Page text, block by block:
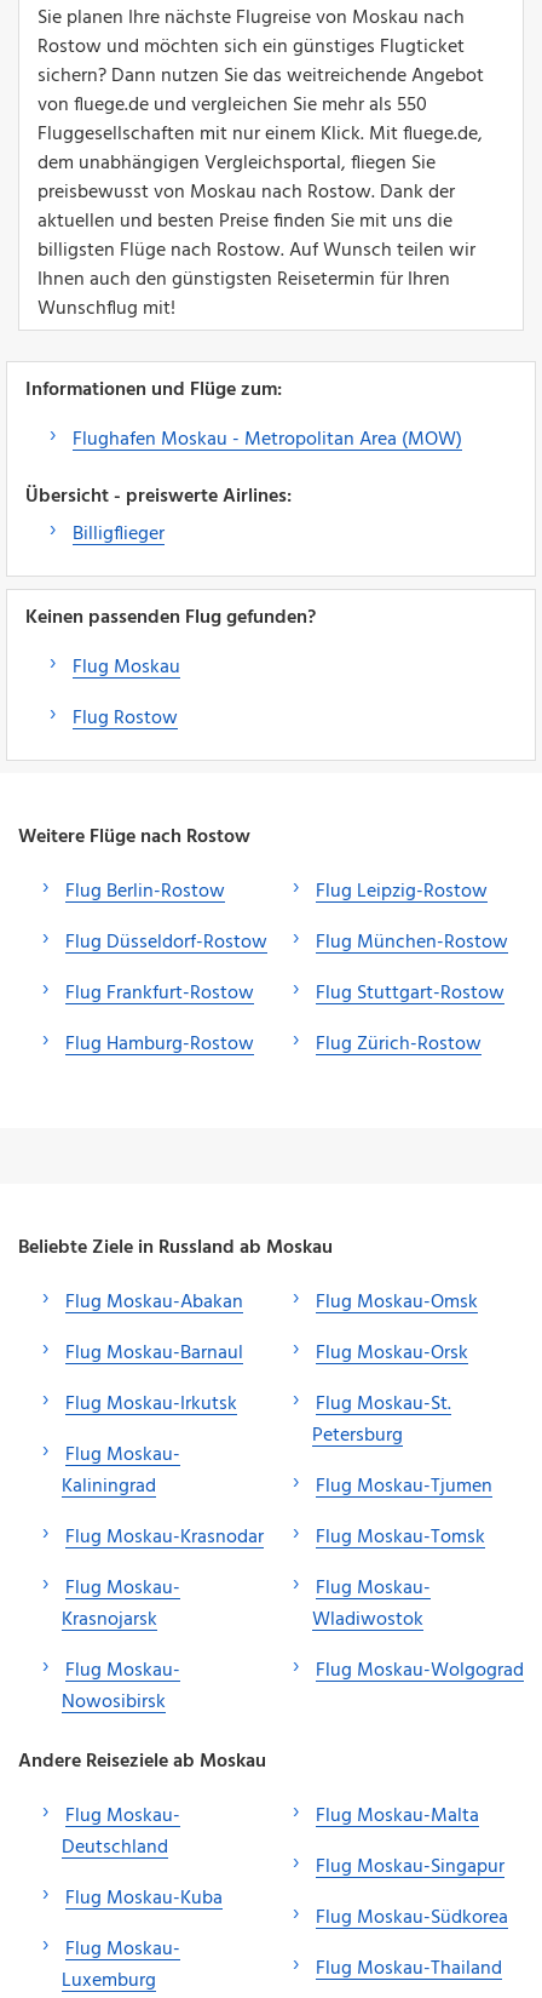
Sie planen Ihre nächste Flugreise von Moskau nach
Rostow und möchten sich ein günstiges Flugticket
sichern? Dann nutzen Sie das weitreichende Angebot
von fluege.de und vergleichen Sie mehr als 550
Fluggesellschaften mit nur einem Klick. Mit fluege.de,
dem unabhängigen Vergleichsportal, fliegen Sie
preisbewusst von Moskau nach Rostow. Dank der
aktuellen und besten Preise finden Sie mit uns die
billigsten Flüge nach Rostow. Auf Wunsch teilen wir
Ihnen auch den günstigsten Reisetermin für Ihren
Wunschflug mit!
Informationen und Flüge zum:
Flughafen Moskau - Metropolitan Area (MOW)
Übersicht - preiswerte Airlines:
Billigflieger
Keinen passenden Flug gefunden?
Flug Moskau
Flug Rostow
Weitere Flüge nach Rostow
Flug Berlin-Rostow
Flug Düsseldorf-Rostow
Flug Frankfurt-Rostow
Flug Hamburg-Rostow
Flug Leipzig-Rostow
Flug München-Rostow
Flug Stuttgart-Rostow
Flug Zürich-Rostow
Beliebte Ziele in Russland ab Moskau
Flug Moskau-Abakan
Flug Moskau-Barnaul
Flug Moskau-Irkutsk
Flug Moskau-
Kaliningrad
Flug Moskau-Krasnodar
Flug Moskau-
Krasnojarsk
Flug Moskau-
Nowosibirsk
Flug Moskau-Omsk
Flug Moskau-Orsk
Flug Moskau-St.
Petersburg
Flug Moskau-Tjumen
Flug Moskau-Tomsk
Flug Moskau-
Wladiwostok
Flug Moskau-Wolgograd
Andere Reiseziele ab Moskau
Flug Moskau-
Deutschland
Flug Moskau-Kuba
Flug Moskau-
Luxemburg
Flug Moskau-Malta
Flug Moskau-Singapur
Flug Moskau-Südkorea
Flug Moskau-Thailand